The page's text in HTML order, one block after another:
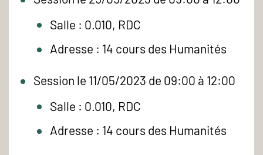
Salle : 0.010, RDC
Adresse : 14 cours des Humanités
Session le 11/05/2023 de 09:00 à 12:00
Salle : 0.010, RDC
Adresse : 14 cours des Humanités